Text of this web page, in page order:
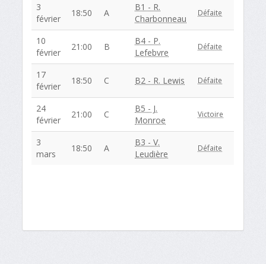
3
février
18:50 A
B1 - R.
Charbonneau
Défaite
10
février
21:00 B
B4 - P.
Lefebvre
Défaite
17
février
18:50 C B2 - R. Lewis Défaite
24
février
21:00 C
B5 - J.
Monroe
Victoire
3
mars
18:50 A
B3 - V.
Leudière
Défaite